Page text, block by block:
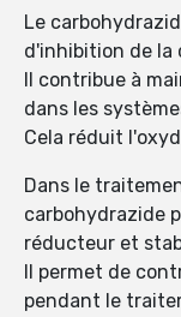
Le
d'inhibition de la
Il contribue à
dans les
Cela réduit
Dans le
carbohydrazide
réducteur et
Il permet de
pendant le